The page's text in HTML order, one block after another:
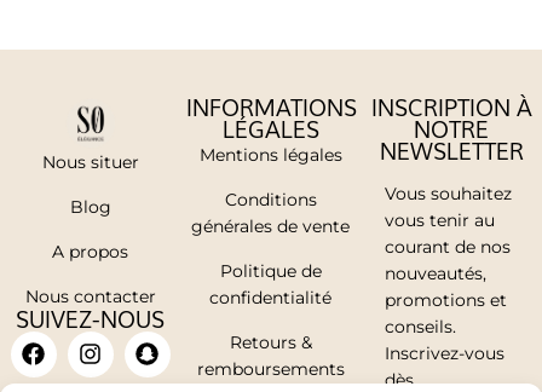
Nous situer
Blog
A propos
Nous contacter
SUIVEZ-NOUS
INFORMATIONS
LÉGALES
Mentions légales
Conditions
générales de vente
Politique de
confidentialité
Retours &
remboursements
INSCRIPTION À
NOTRE
NEWSLETTER
Vous souhaitez
vous tenir au
courant de nos
nouveautés,
promotions et
conseils.
Inscrivez-vous
dès